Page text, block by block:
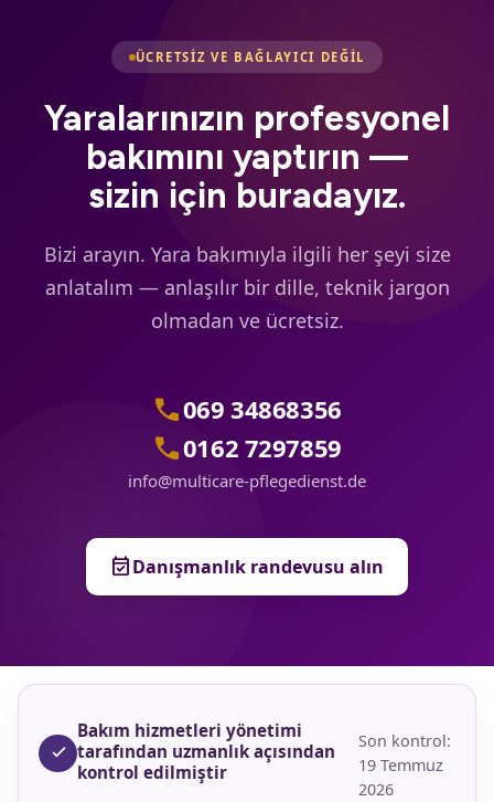
ÜCRETSIZ VE BAĞLAYICI DEĞIL
Yaralarınızın profesyonel
bakımını yaptırın —
sizin için buradayız.
Bizi arayın. Yara bakımıyla ilgili her şeyi size
anlatalım — anlaşılır bir dille, teknik jargon
olmadan ve ücretsiz.
call069 34868356
call0162 7297859
info@multicare-pflegedienst.de
event_availableDanışmanlık randevusu alın
Bakım hizmetleri yönetimi
tarafından uzmanlık açısından
kontrol edilmiştir
Son kontrol:
19 Temmuz
2026